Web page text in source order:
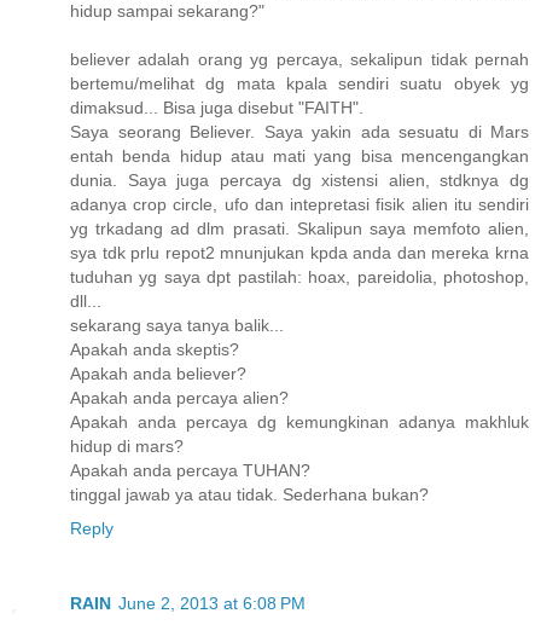
hidup sampai sekarang?"
believer adalah orang yg percaya, sekalipun tidak pernah
bertemu/melihat dg mata kpala sendiri suatu obyek yg
dimaksud... Bisa juga disebut "FAITH".
Saya seorang Believer. Saya yakin ada sesuatu di Mars
entah benda hidup atau mati yang bisa mencengangkan
dunia. Saya juga percaya dg xistensi alien, stdknya dg
adanya crop circle, ufo dan intepretasi fisik alien itu sendiri
yg trkadang ad dlm prasati. Skalipun saya memfoto alien,
sya tdk prlu repot2 mnunjukan kpda anda dan mereka krna
tuduhan yg saya dpt pastilah: hoax, pareidolia, photoshop,
dll...
sekarang saya tanya balik...
Apakah anda skeptis?
Apakah anda believer?
Apakah anda percaya alien?
Apakah anda percaya dg kemungkinan adanya makhluk
hidup di mars?
Apakah anda percaya TUHAN?
tinggal jawab ya atau tidak. Sederhana bukan?
Reply
RAIN June 2, 2013 at 6:08 PM